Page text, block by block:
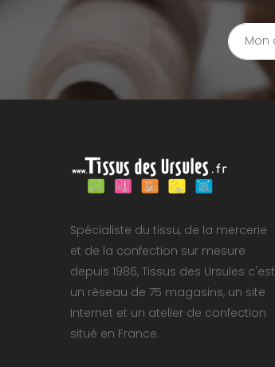
Spécialiste du tissu, de la mercerie
et de la confection sur mesure
depuis 1986, Tissus des Ursules c'est
un réseau de 75 magasins, un site
Internet et un atelier de confection
situé en France.